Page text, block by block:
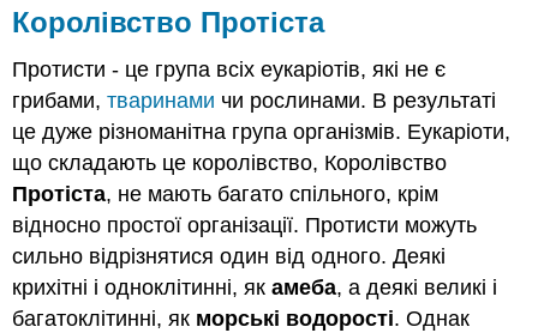
Королівство Протіста
Протисти - це група всіх еукаріотів, які не є
грибами,тваринами чи рослинами. В результаті
це дуже різноманітна група організмів. Еукаріоти,
що складають це королівство, Королівство
Протіста, не мають багато спільного, крім
відносно простої організації. Протисти можуть
сильно відрізнятися один від одного. Деякі
крихітні і одноклітинні, якамеба, а деякі великі і
багатоклітинні, як морські водорості. Однак